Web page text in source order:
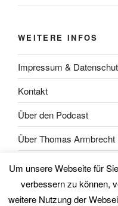
WEITERE INFOS
Impressum &
Kontakt
Über den Podcast
Über Thomas Armbrecht
Über Wolfgang Unsöld
Um unsere Webseite für
verbessern zu können,
weitere Nutzung der